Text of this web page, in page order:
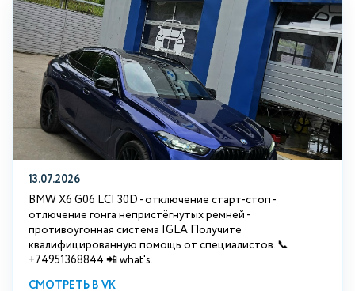
13.07.2026
BMW X6 G06 LCI 30D - отключение старт-стоп -
отлючение гонга непристёгнутых ремней -
противоугонная система IGLA Получите
квалифицированную помощь от специалистов. 📞
+74951368844 📲 what's...
СМОТРЕТЬ В VK